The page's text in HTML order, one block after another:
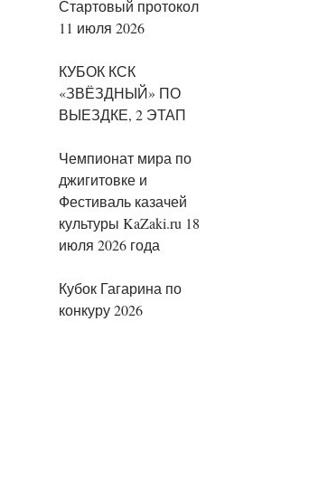
Стартовый протокол
11 июля 2026
КУБОК КСК
«ЗВЁЗДНЫЙ» ПО
ВЫЕЗДКЕ, 2 ЭТАП
Чемпионат мира по
джигитовке и
Фестиваль казачей
культуры KaZaki.ru 18
июля 2026 года
Кубок Гагарина по
конкуру 2026